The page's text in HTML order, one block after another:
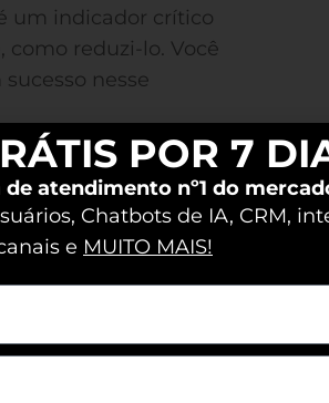
um indicador crítico
como reduzi-lo. Você
nesse
negócio,
determinado
manter a base de
que
POR 7
atendimento nº1 do
Chatbots de IA, CRM,
e MUITO MAIS!